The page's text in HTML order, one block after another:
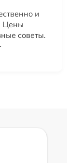
и
Цены
советы.